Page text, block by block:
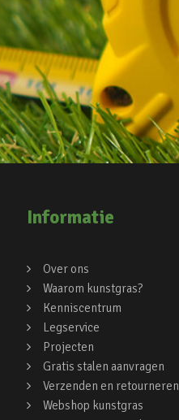
Informatie
Over ons
Waarom kunstgras?
Kenniscentrum
Legservice
Projecten
Gratis stalen aanvragen
Verzenden en retourneren
Webshop kunstgras